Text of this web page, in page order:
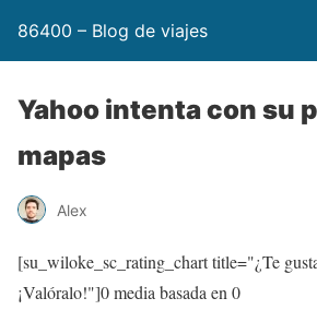
86400 – Blog de viajes
Yahoo intenta con su
mapas
Alex
[su_wiloke_sc_rating_chart title="¿Te
¡Valóralo!"]0media basada en 0